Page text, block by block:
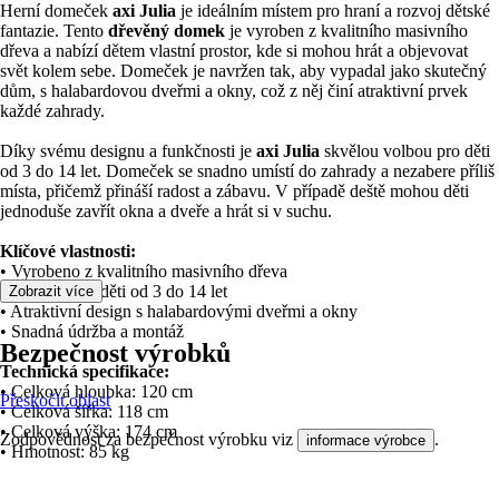
Herní domeček axi Julia je ideálním místem pro hraní a rozvoj dětské
fantazie. Tento dřevěný domek je vyroben z kvalitního masivního
dřeva a nabízí dětem vlastní prostor, kde si mohou hrát a objevovat
svět kolem sebe. Domeček je navržen tak, aby vypadal jako skutečný
dům, s halabardovou dveřmi a okny, což z něj činí atraktivní prvek
každé zahrady.
Díky svému designu a funkčnosti je axi Julia skvělou volbou pro děti
od 3 do 14 let. Domeček se snadno umístí do zahrady a nezabere příliš
místa, přičemž přináší radost a zábavu. V případě deště mohou děti
jednoduše zavřít okna a dveře a hrát si v suchu.
Klíčové vlastnosti:
• Vyrobeno z kvalitního masivního dřeva
• Vhodné pro děti od 3 do 14 let
• Atraktivní design s halabardovými dveřmi a okny
• Snadná údržba a montáž
Technická specifikace:
• Celková hloubka: 120 cm
• Celková šířka: 118 cm
• Celková výška: 174 cm
• Hmotnost: 85 kg
Zobrazit více
Bezpečnost výrobků
Přeskočit oblast
Zodpovědnost za bezpečnost výrobku viz informace výrobce .